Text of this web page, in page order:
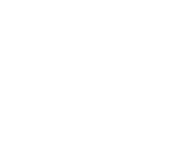
het is er vrij
draait, een